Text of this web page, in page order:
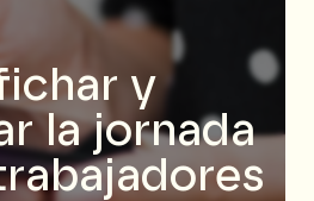
y
la jornada